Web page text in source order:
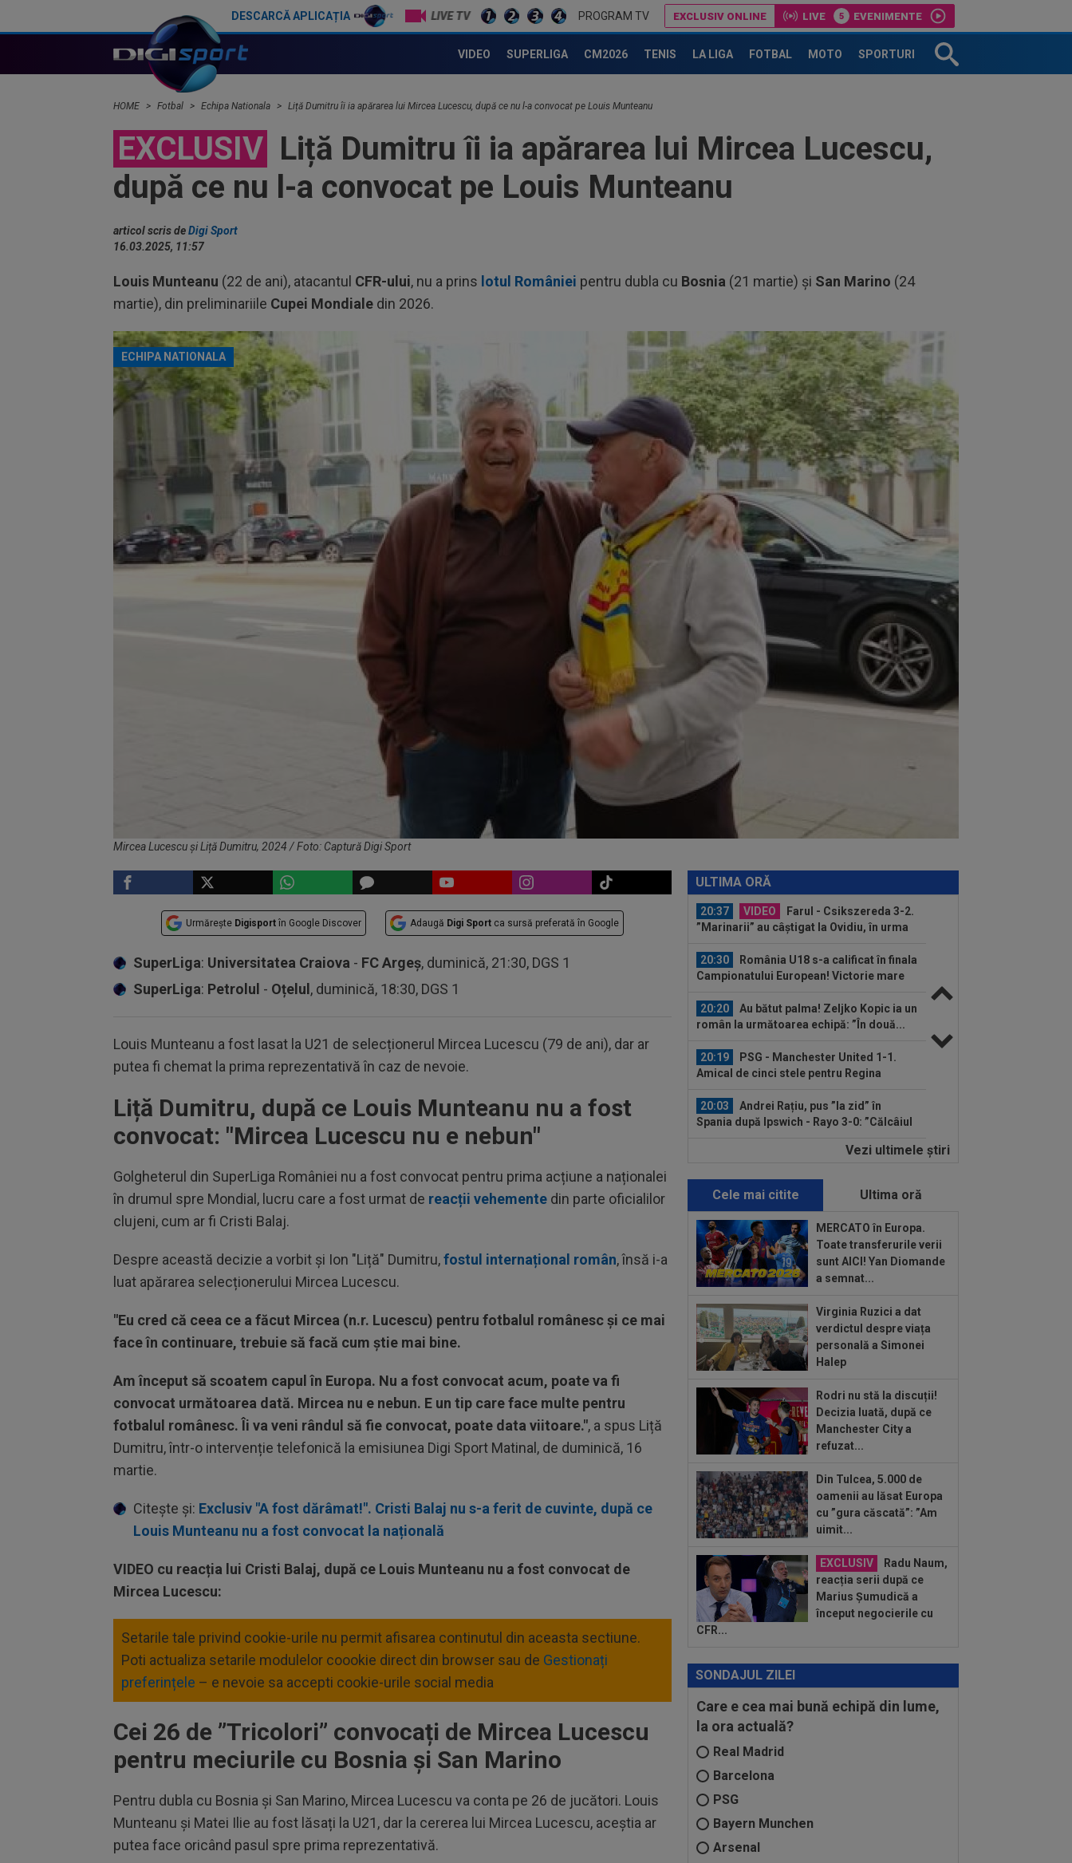
DESCARCĂ APLICAȚIA LIVE TV PROGRAM TV EXCLUSIV ONLINE LIVE EVENIMENTE
VIDEO SUPERLIGA CM2026 TENIS LA LIGA FOTBAL MOTO SPORTURI
HOME Fotbal Echipa Nationala Liță Dumitru îi ia apărarea lui Mircea Lucescu, după ce nu l-a convocat pe Louis Munteanu
EXCLUSIV Liță Dumitru îi ia apărarea lui Mircea Lucescu,
după ce nu l-a convocat pe Louis Munteanu
articol scris deDigi Sport
16.03.2025, 11:57
Louis Munteanu (22 de ani), atacantul CFR-ului, nu a prins lotul României pentru dubla cu Bosnia (21 martie) și San Marino (24
martie), din preliminariile Cupei Mondiale din 2026.
ECHIPA NATIONALA
Mircea Lucescu și Liță Dumitru, 2024 / Foto: Captură Digi Sport
Urmărește Digisport în Google Discover Adaugă Digi Sport ca sursă preferată în Google
SuperLiga: Universitatea Craiova - FC Argeș, duminică, 21:30, DGS 1
SuperLiga: Petrolul - Oțelul , duminică, 18:30, DGS 1
Louis Munteanu a fost lasat la U21 de selecționerul Mircea Lucescu (79 de ani), dar ar
putea fi chemat la prima reprezentativă în caz de nevoie.
Liță Dumitru, după ce Louis Munteanu nu a fost
convocat: "Mircea Lucescu nu e nebun"
Golgheterul din SuperLiga României nu a fost convocat pentru prima acțiune a naționalei
în drumul spre Mondial, lucru care a fost urmat de reacții vehemente din parte oficialilor
clujeni, cum ar fi Cristi Balaj.
Despre această decizie a vorbit și Ion "Liță" Dumitru,fostul internațional român, însă i-a
luat apărarea selecționerului Mircea Lucescu.
"Eu cred că ceea ce a făcut Mircea (n.r. Lucescu) pentru fotbalul românesc și ce mai
face în continuare, trebuie să facă cum știe mai bine.
Am început să scoatem capul în Europa. Nu a fost convocat acum, poate va fi
convocat următoarea dată. Mircea nu e nebun. E un tip care face multe pentru
fotbalul românesc. Îi va veni rândul să fie convocat, poate data viitoare.", a spus Liță
Dumitru, într-o intervenție telefonică la emisiunea Digi Sport Matinal, de duminică, 16
martie.
Citește și: Exclusiv "A fost dărâmat!". Cristi Balaj nu s-a ferit de cuvinte, după ce
Louis Munteanu nu a fost convocat la națională
VIDEO cu reacția lui Cristi Balaj, după ce Louis Munteanu nu a fost convocat de
Mircea Lucescu:
Setarile tale privind cookie-urile nu permit afisarea continutul din aceasta sectiune.
Poti actualiza setarile modulelor coookie direct din browser sau de Gestionați
preferințele – e nevoie sa accepti cookie-urile social media
Cei 26 de ”Tricolori” convocați de Mircea Lucescu
pentru meciurile cu Bosnia și San Marino
Pentru dubla cu Bosnia și San Marino, Mircea Lucescu va conta pe 26 de jucători. Louis
Munteanu și Matei Ilie au fost lăsați la U21, dar la cererea lui Mircea Lucescu, aceștia ar
putea face oricând pasul spre prima reprezentativă.
ULTIMA ORĂ
20:03
Andrei Rațiu, pus ”la zid” în
Spania după Ipswich - Rayo 3-0: ”Călcâiul
lui...
20:01
Cel mai bogat om din Ucraina i-a
zis în față unui român: ”Nu vrem să te
VIDEO, 21:30, la DGS 1. ECHIPELE.
Ce se întâmplă cu ultimul jucător
transferat de Dinamo la meciul cu FC
OUT! Jucătorul care a plecat de la
Dinamo chiar în ziua meciului cu FC
antrenor: Marius Șumudică!
20:37 VIDEO
Farul - Csikszereda 3-2.
”Marinarii” au câștigat la Ovidiu, în urma
20:30
România U18 s-a calificat în finala
Campionatului European! Victorie mare
20:20
Au bătut palma! Zeljko Kopic ia un
român la următoarea echipă: ”În două...
20:19
PSG - Manchester United 1-1.
Amical de cinci stele pentru Regina
20:03
Andrei Rațiu, pus ”la zid” în
Spania după Ipswich - Rayo 3-0: ”Călcâiul
Cel mai bogat om din Ucraina i-a
20:00
Dinamo - FC Voluntari LIVE
VIDEO, 21:30, la DGS 1. ECHIPELE.
Egalitate de...
19:57
Ce se întâmplă cu ultimul jucător
transferat de Dinamo la meciul cu FC
Voluntari
Dinamo chiar în ziua meciului cu FC
Voluntari
20:46
EXCLUSIV
CFR Cluj are
antrenor: Marius Șumudică!
20:37 VIDEO
Farul - Csikszereda 3-2.
”Marinarii” au câștigat la Ovidiu, în urma
unui meci...
20:30
România U18 s-a calificat în finala
la...
20:20
Au bătut palma! Zeljko Kopic ia un
român la următoarea echipă: ”În două...
Amical de cinci stele pentru Regina
Europei...
Vezi ultimele ştiri
Cele mai citite Ultima oră
MERCATO în Europa.
Toate transferurile verii
sunt AICI! Yan Diomande
a semnat...
Virginia Ruzici a dat
verdictul despre viața
personală a Simonei
Halep
Rodri nu stă la discuții!
Decizia luată, după ce
Manchester City a
refuzat...
Din Tulcea, 5.000 de
oamenii au lăsat Europa
cu ”gura căscată”: ”Am
uimit...
EXCLUSIV
Radu Naum,
reacția serii după ce
Marius Șumudică a
început negocierile cu
CFR...
SONDAJUL ZILEI
Care e cea mai bună echipă din lume,
la ora actuală?
Real Madrid
Barcelona
PSG
Bayern Munchen
Arsenal